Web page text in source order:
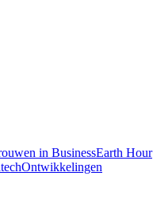
in BusinessEarth Hour
Ontwikkelingen